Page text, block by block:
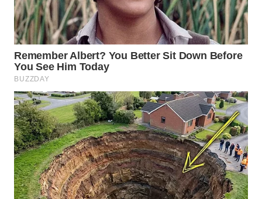
WN
MAJALENGKA
WN
SUBANG
WN
SUKABUMI
WN
PURWAKARTA
WN